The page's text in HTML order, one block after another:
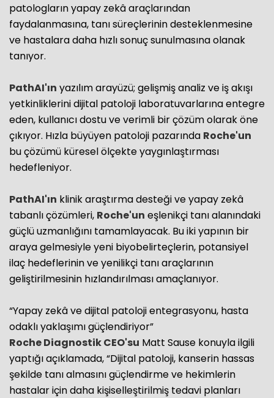
patologların yapay zekâ araçlarından
faydalanmasına, tanı süreçlerinin desteklenmesine
ve hastalara daha hızlı sonuç sunulmasına olanak
tanıyor.
PathAI'ın yazılım arayüzü; gelişmiş analiz ve iş akışı
yetkinliklerini dijital patoloji laboratuvarlarına entegre
eden, kullanıcı dostu ve verimli bir çözüm olarak öne
çıkıyor. Hızla büyüyen patoloji pazarında Roche'un
bu çözümü küresel ölçekte yaygınlaştırması
hedefleniyor.
PathAI'ın klinik araştırma desteği ve yapay zekâ
tabanlı çözümleri, Roche'un eşlenikçi tanı alanındaki
güçlü uzmanlığını tamamlayacak. Bu iki yapının bir
araya gelmesiyle yeni biyobelirteçlerin, potansiyel
ilaç hedeflerinin ve yenilikçi tanı araçlarının
geliştirilmesinin hızlandırılması amaçlanıyor.
“Yapay zekâ ve dijital patoloji entegrasyonu, hasta
odaklı yaklaşımı güçlendiriyor”
RocheDiagnostik CEO'su Matt Sause konuyla ilgili
yaptığı açıklamada, “Dijital patoloji, kanserin hassas
şekilde tanı almasını güçlendirme ve hekimlerin
hastalar için daha kişiselleştirilmiş tedavi planları